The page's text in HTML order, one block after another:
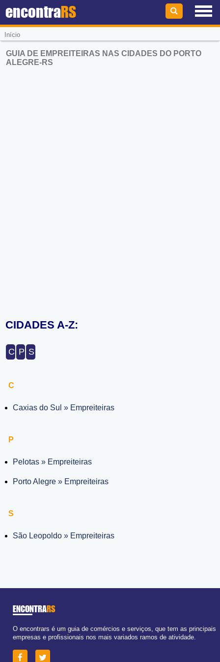
encontraRS
Início
GUIA DE EMPREITEIRAS NAS CIDADES DO PORTO
ALEGRE-RS
CIDADES A-Z:
C P S
C
Caxias do Sul » Empreiteiras
P
Pelotas » Empreiteiras
Porto Alegre » Empreiteiras
S
São Leopoldo » Empreiteiras
ENCONTRARS
O encontrars é um guia de comércios e serviços, que tem as principais
empresas e profissionais nos mais variados ramos de atividade.